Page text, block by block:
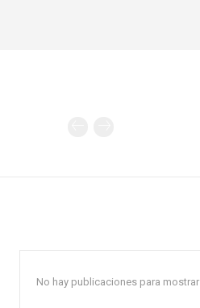
No hay publicaciones para mostrar